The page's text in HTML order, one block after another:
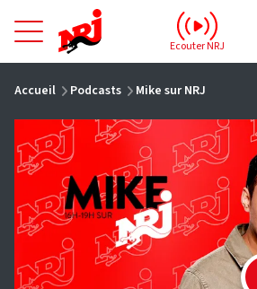
NRJ - Accueil
Ecouter NRJ
Accueil Podcasts Mike sur NRJ